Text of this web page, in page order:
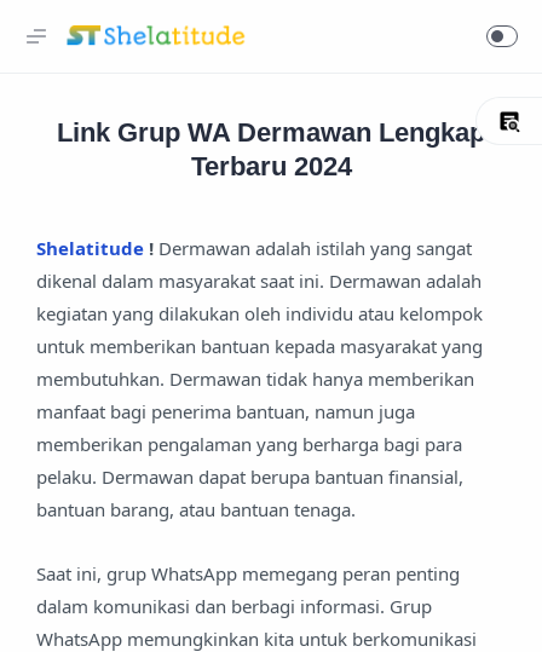
Link Grup WA Dermawan Lengkap
Terbaru 2024
Shelatitude ! Dermawan adalah istilah yang sangat
dikenal dalam masyarakat saat ini. Dermawan adalah
kegiatan yang dilakukan oleh individu atau kelompok
untuk memberikan bantuan kepada masyarakat yang
membutuhkan. Dermawan tidak hanya memberikan
manfaat bagi penerima bantuan, namun juga
memberikan pengalaman yang berharga bagi para
pelaku. Dermawan dapat berupa bantuan finansial,
bantuan barang, atau bantuan tenaga.
Saat ini, grup WhatsApp memegang peran penting
dalam komunikasi dan berbagi informasi. Grup
WhatsApp memungkinkan kita untuk berkomunikasi